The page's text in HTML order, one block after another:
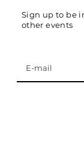
Sign up to be
other events